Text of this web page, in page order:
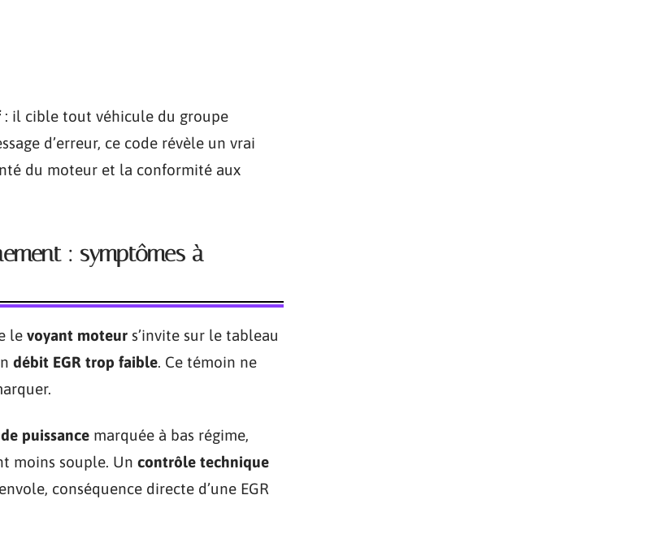
: il cible tout véhicule du groupe
d’erreur, ce code révèle un vrai
du moteur et la conformité aux
: symptômes à
le voyant moteur s’invite sur le tableau
débit EGR trop faible. Ce témoin ne
puissance marquée à bas régime,
moins souple. Un contrôle technique
conséquence directe d’une EGR